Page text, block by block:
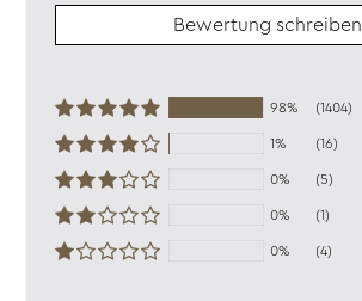
Bewertung schreiben
98% (1404)
1% (16)
0% (5)
0% (1)
0% (4)